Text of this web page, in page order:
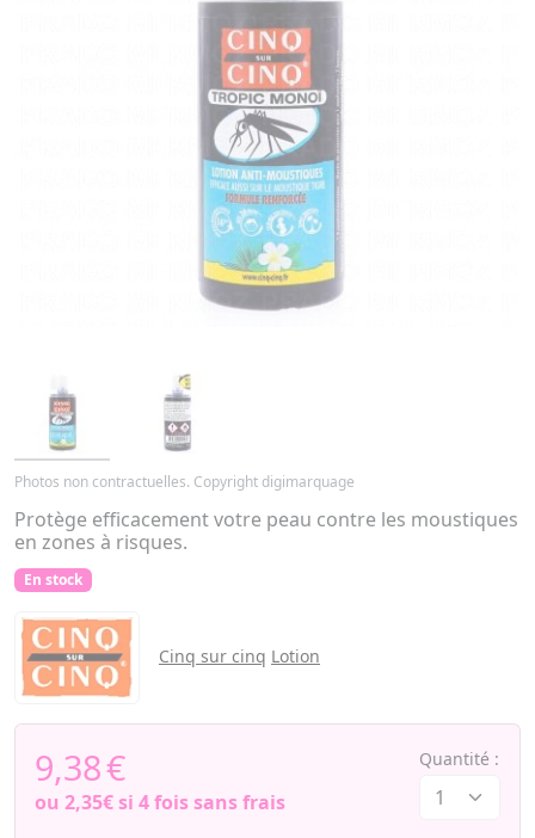
Photos non contractuelles. Copyright digimarquage
Protège efficacement votre peau contre les moustiques
en zones à risques.
En stock
Cinq sur cinq Lotion
9,38€
ou 2,35€si 4 fois sans frais
Quantité :